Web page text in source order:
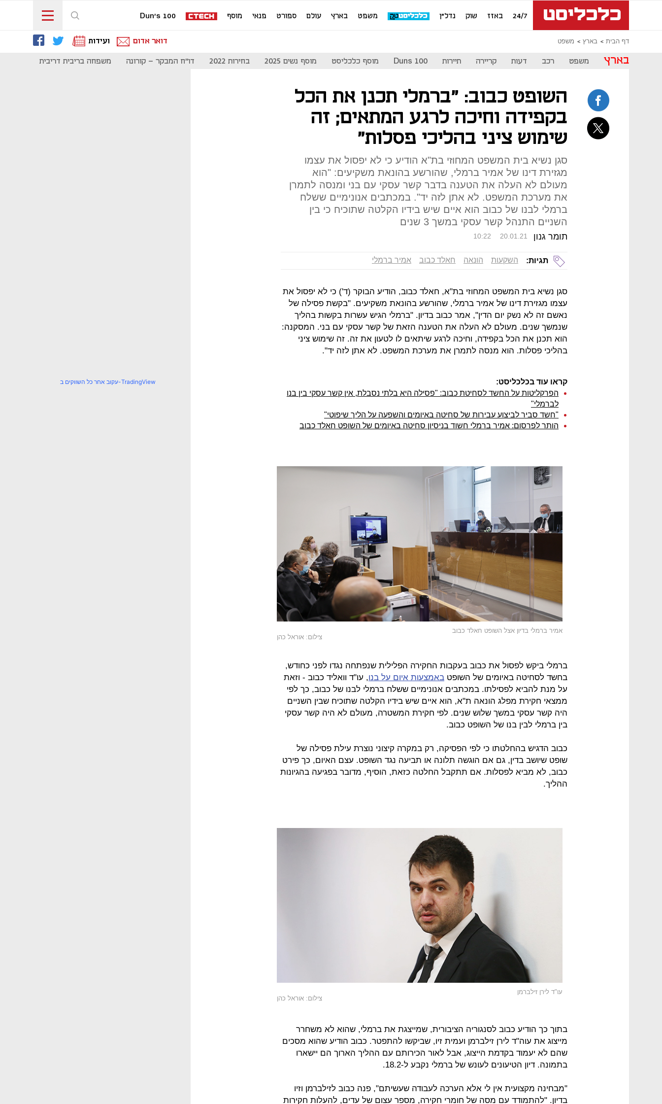
24/7 באזז שוק נדל"ן משפט בארץ עולם ספורט פנאי מוסף Dun's 100
דף הבית בארץ משפט דואר אדום ועידות
בארץ משפט רכב דעות קריירה תיירות Duns 100 מוסף כלכליסט מוסף נשים 2025 בחירות 2022 דו"ח המבקר - קורונה משפחה בריבית דריבית
השופט כבוב: "ברמלי תכנן את הכל
בקפידה וחיכה לרגע המתאים; זה
שימוש ציני בהליכי פסלות"
סגן נשיא בית המשפט המחוזי בת"א הודיע כי לא יפסול את עצמו
מגזירת דינו של אמיר ברמלי, שהורשע בהונאת משקיעים: "הוא
מעולם לא העלה את הטענה בדבר קשר עסקי עם בני ומנסה לתמרן
את מערכת המשפט. לא אתן לזה יד". במכתבים אנונימיים ששלח
ברמלי לבנו של כבוב הוא איים שיש בידיו הקלטה שתוכיח כי בין
השניים התנהל קשר עסקי במשך 3 שנים
תומר גנון 10:22 20.01.21
תגיות: השקעות הונאה חאלד כבוב אמיר ברמלי
סגן נשיא בית המשפט המחוזי בת"א, חאלד כבוב, הודיע הבוקר (ד') כי לא יפסול את
עצמו מגזירת דינו של אמיר ברמלי, שהורשע בהונאת משקיעים. "בקשת פסילה של
נאשם זה לא נשק יום הדין", אמר כבוב בדיון. "ברמלי הגיש עשרות בקשות בהליך
שנמשך שנים. מעולם לא העלה את הטענה הזאת של קשר עסקי עם בני. המסקנה:
הוא תכנן את הכל בקפידה, וחיכה לרגע שיתאים לו לטעון את זה. זה שימוש ציני
בהליכי פסלות. הוא מנסה לתמרן את מערכת המשפט. לא אתן לזה יד".
קראו עוד בכלכליסט:
הפרקליטות על החשד לסחיטת כבוב: "פסילה היא בלתי נסבלת, אין קשר עסקי בין בנו
לברמלי"
"חשד סביר לביצוע עבירות של סחיטה באיומים והשפעה על הליך שיפוטי"
הותר לפרסום: אמיר ברמלי חשוד בניסיון סחיטה באיומים של השופט חאלד כבוב
אמיר ברמלי בדיון אצל השופט חאלד כבוב
צילום: אוראל כהן
ברמלי ביקש לפסול את כבוב בעקבות החקירה הפלילית שנפתחה נגדו לפני כחודש,
בחשד לסחיטה באיומים של השופט באמצעות איום על בנו, עו"ד וואליד כבוב - וזאת
על מנת להביא לפסילתו. במכתבים אנונימיים ששלח ברמלי לבנו של כבוב, כך לפי
ממצאי חקירת מפלג הונאה ת"א, הוא איים שיש בידיו הקלטה שתוכיח שבין השניים
היה קשר עסקי במשך שלוש שנים. לפי חקירת המשטרה, מעולם לא היה קשר עסקי
בין ברמלי לבין בנו של השופט כבוב.
כבוב הדגיש בהחלטתו כי לפי הפסיקה, רק במקרה קיצוני נוצרת עילת פסילה של
שופט שיושב בדין, גם אם הוגשה תלונה או תביעה נגד השופט. עצם האיום, כך פירט
כבוב, לא מביא לפסלות. אם תתקבל החלטה כזאת, הוסיף, מדובר בפגיעה בהגיונות
ההליך.
עו"ד לירן זילברמן
צילום: אוראל כהן
בתוך כך הודיע כבוב לסנגוריה הציבורית, שמייצגת את ברמלי, שהוא לא משחרר
מייצוג את עוה"ד לירן זילברמן ועמית זיו, שביקשו להתפטר. כבוב הודיע שהוא מסכים
שהם לא יעמוד בקדמת הייצוג, אבל לאור הכירותם עם ההליך הארוך הם יישארו
בתמונה. דיון הטיעונים לעונש של ברמלי נקבע ל-18.2.
"מבחינה מקצועית אין לי אלא הערכה לעבודה שעשיתם", פנה כבוב לזילברמן וזיו
בדיון. "להתמודד עם מסה של חומרי חקירה, מספר עצום של עדים, להעלות חקירות
עקוב אחר כל השווקים ב-TradingView